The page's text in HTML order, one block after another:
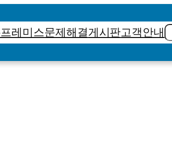
레미스문제해결게시판고객안내